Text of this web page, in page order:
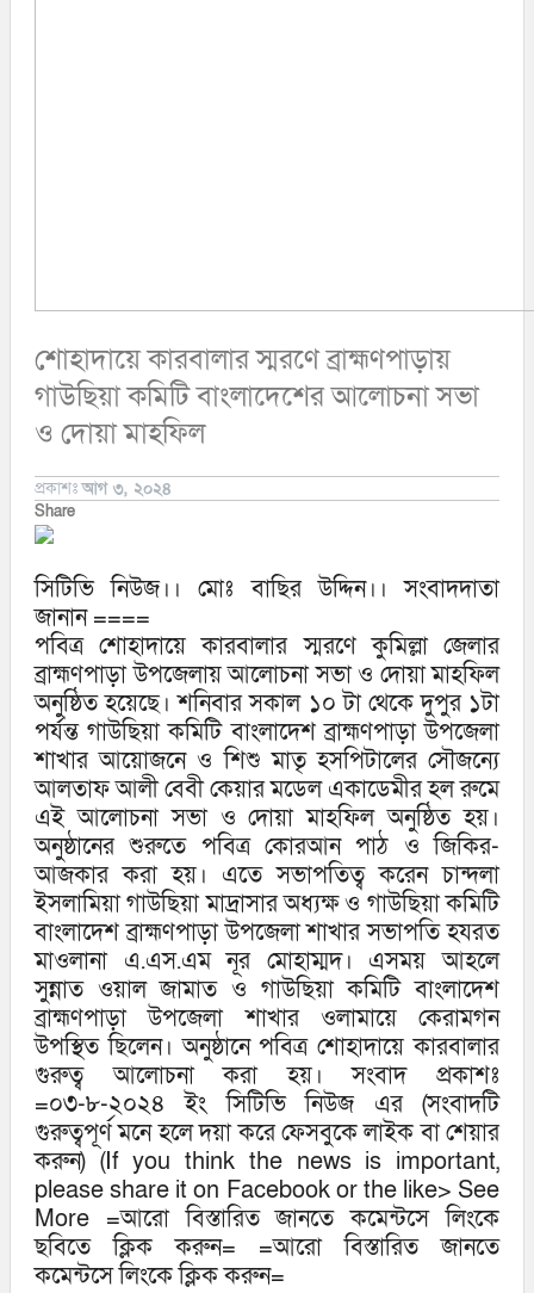
শোহাদায়ে কারবালার স্মরণে ব্রাহ্মণপাড়ায়
গাউছিয়া কমিটি বাংলাদেশের আলোচনা সভা
ও দোয়া মাহফিল
প্রকাশঃআগ ৩, ২০২৪
Share
সিটিভি নিউজ।। মোঃ বাছির উদ্দিন।। সংবাদদাতা
জানান ====
পবিত্র শোহাদায়ে কারবালার স্মরণে কুমিল্লা জেলার
ব্রাহ্মণপাড়া উপজেলায় আলোচনা সভা ও দোয়া মাহফিল
অনুষ্ঠিত হয়েছে। শনিবার সকাল ১০ টা থেকে দুপুর ১টা
পর্যন্ত গাউছিয়া কমিটি বাংলাদেশ ব্রাহ্মণপাড়া উপজেলা
শাখার আয়োজনে ও শিশু মাতৃ হসপিটালের সৌজন্যে
আলতাফ আলী বেবী কেয়ার মডেল একাডেমীর হল রুমে
এই আলোচনা সভা ও দোয়া মাহফিল অনুষ্ঠিত হয়।
অনুষ্ঠানের শুরুতে পবিত্র কোরআন পাঠ ও জিকির-
আজকার করা হয়। এতে সভাপতিত্ব করেন চান্দলা
ইসলামিয়া গাউছিয়া মাদ্রাসার অধ্যক্ষ ও গাউছিয়া কমিটি
বাংলাদেশ ব্রাহ্মণপাড়া উপজেলা শাখার সভাপতি হযরত
মাওলানা এ.এস.এম নূর মোহাম্মদ। এসময় আহলে
সুন্নাত ওয়াল জামাত ও গাউছিয়া কমিটি বাংলাদেশ
ব্রাহ্মণপাড়া উপজেলা শাখার ওলামায়ে কেরামগন
উপস্থিত ছিলেন। অনুষ্ঠানে পবিত্র শোহাদায়ে কারবালার
গুরুত্ব আলোচনা করা হয়। সংবাদ প্রকাশঃ
=০৩-৮-২০২৪ ইং সিটিভি নিউজ এর (সংবাদটি
গুরুত্বপূর্ণ মনে হলে দয়া করে ফেসবুকে লাইক বা শেয়ার
করুন) (If you think the news is important,
please share it on Facebook or the like> See
More =আরো বিস্তারিত জানতে কমেন্টসে লিংকে
ছবিতে ক্লিক করুন= =আরো বিস্তারিত জানতে
কমেন্টসে লিংকে ক্লিক করুন=